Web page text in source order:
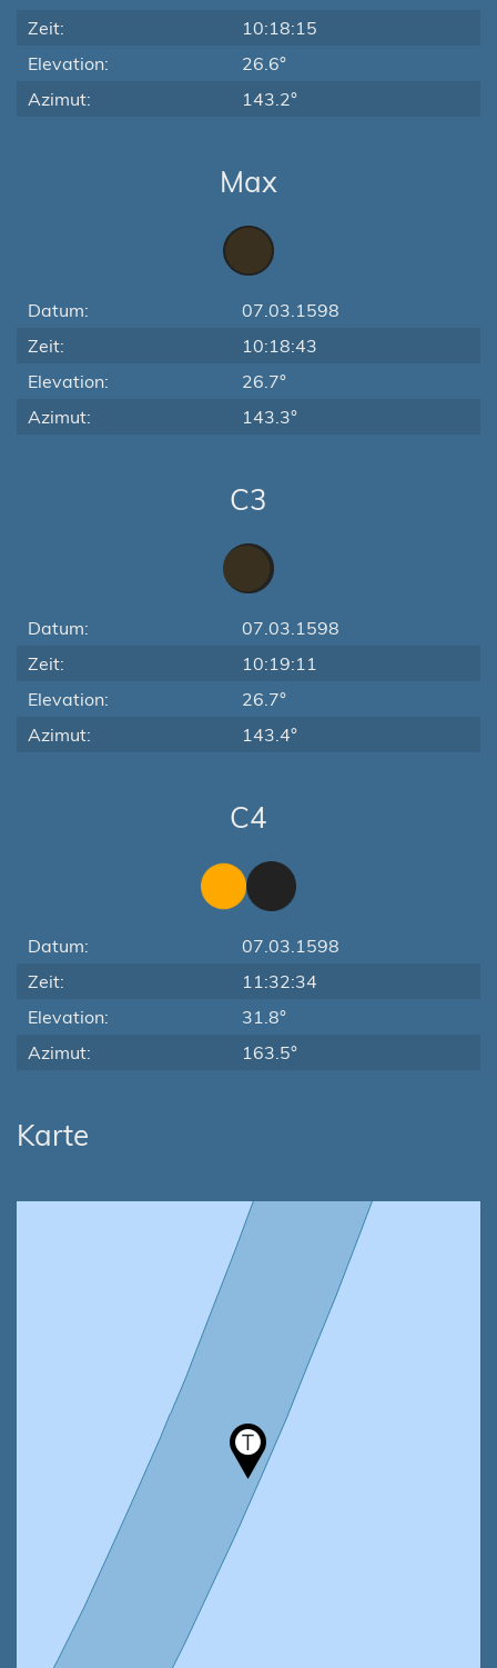
Zeit:
10:18:15
Elevation:
26.6°
Azimut:
143.2°
Max
Datum:
07.03.1598
Zeit:
10:18:43
Elevation:
26.7°
Azimut:
143.3°
C3
Datum:
07.03.1598
Zeit:
10:19:11
Elevation:
26.7°
Azimut:
143.4°
C4
Datum:
07.03.1598
Zeit:
11:32:34
Elevation:
31.8°
Azimut:
163.5°
Karte